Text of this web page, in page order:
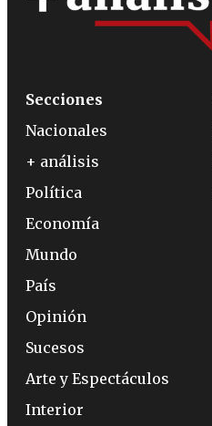
Secciones
Nacionales
+ análisis
Política
Economía
Mundo
País
Opinión
Sucesos
Arte y Espectáculos
Interior